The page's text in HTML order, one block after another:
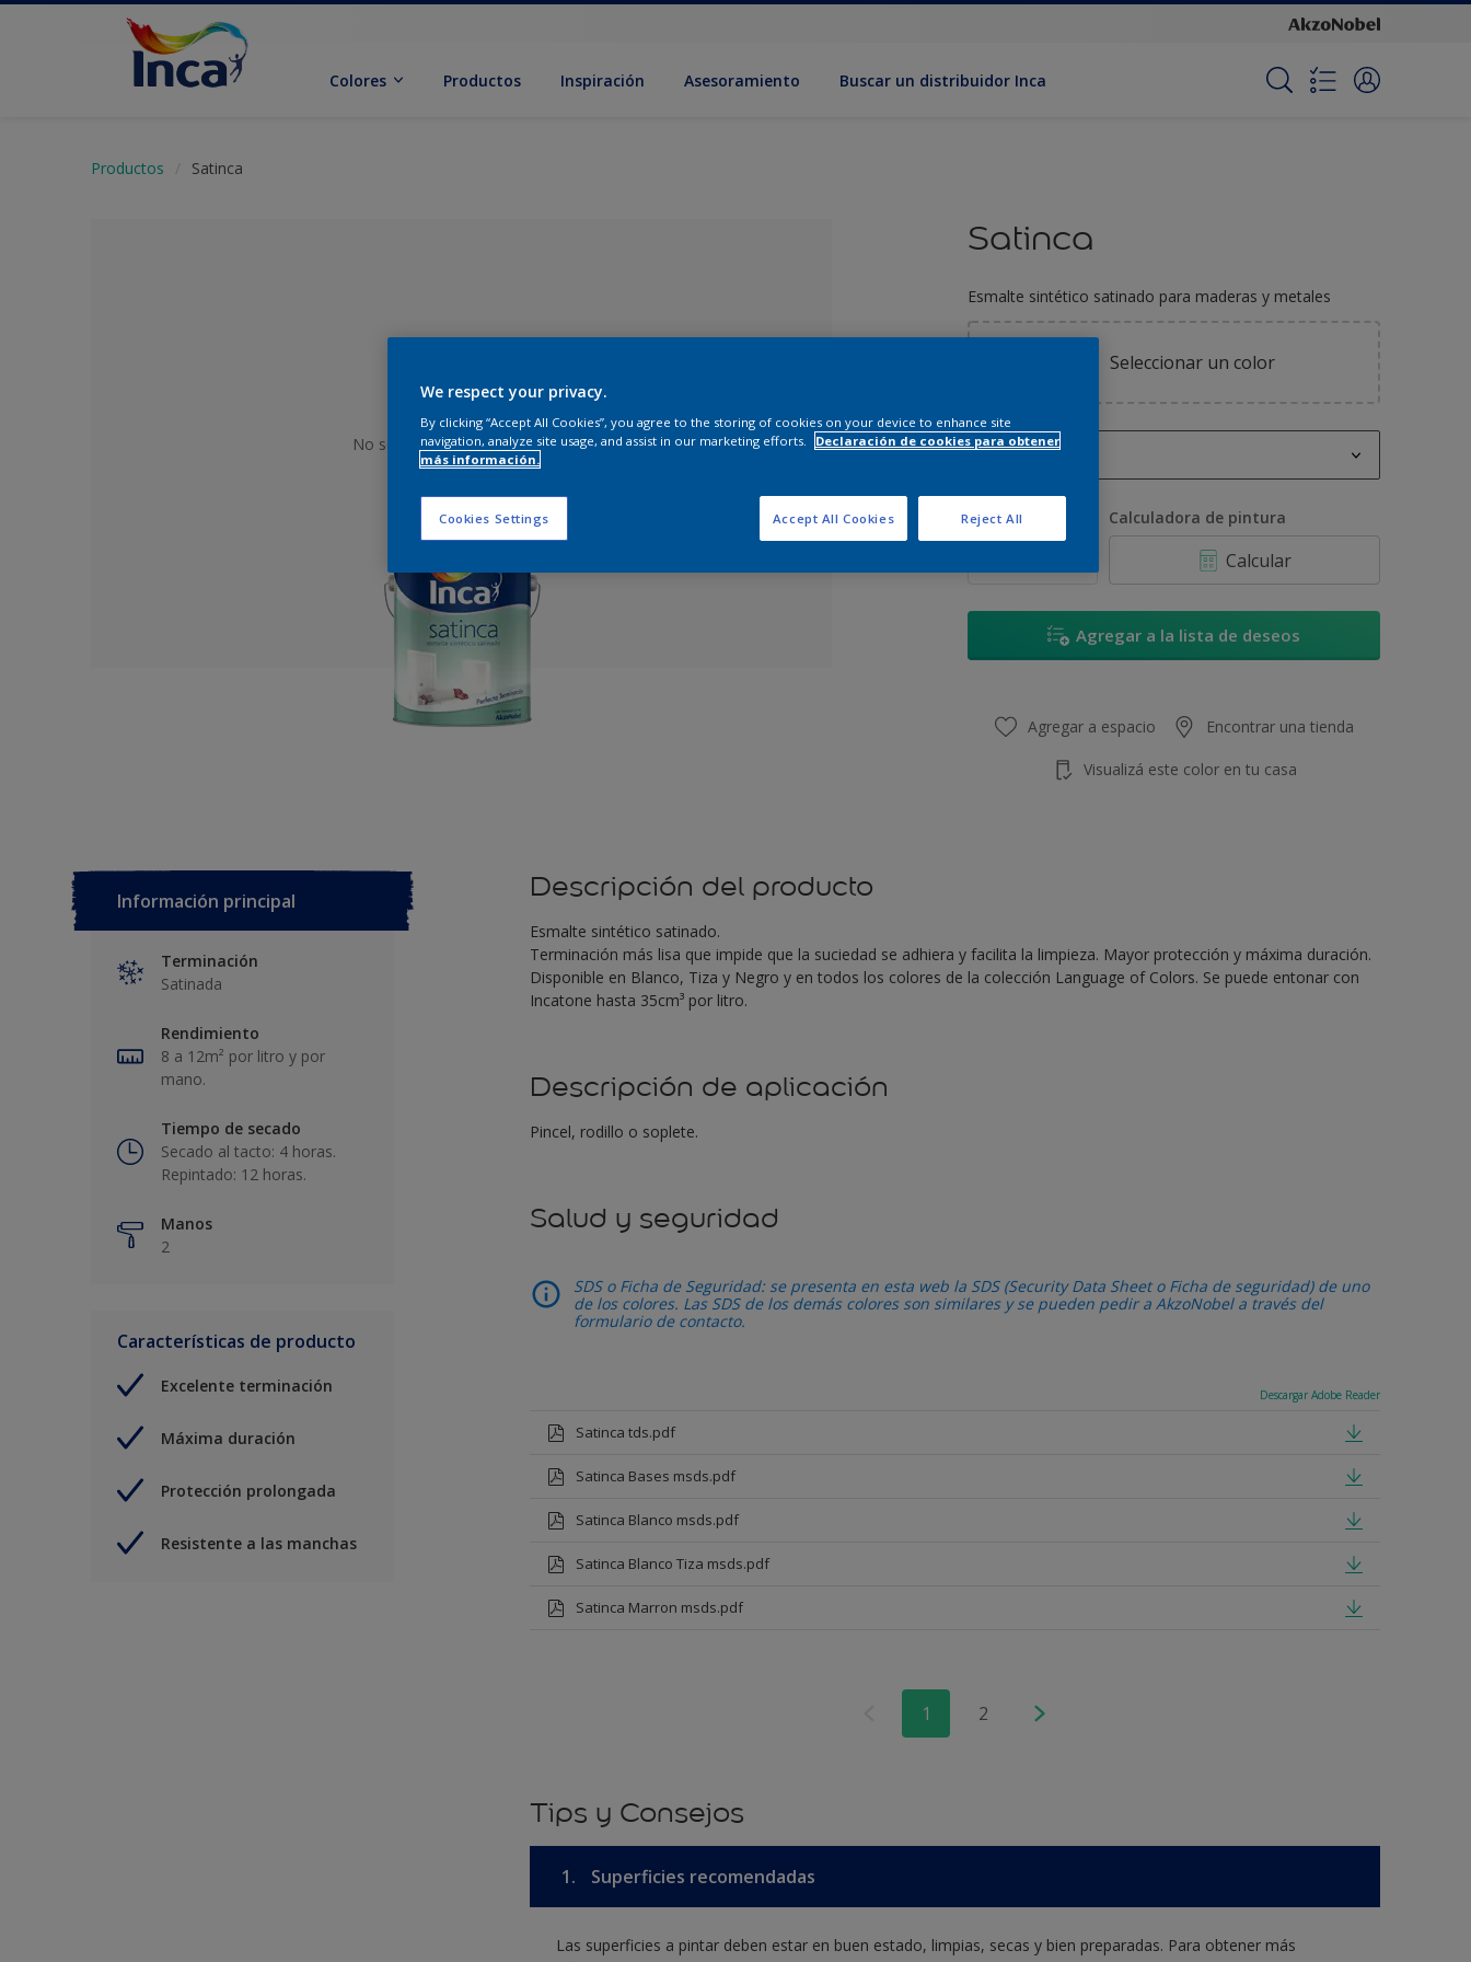
Colores Productos Inspiración Asesoramiento Buscar un distribuidor Inca
Productos Satinca
No se ha seleccionado el color
Satinca
Esmalte sintético satinado para maderas y metales
Seleccionar un color
250 ML
250 ML
900 ML
1 L
3,6 L
4 L
Cantidad Calculadora de pintura
Calcular
Agregar a la lista de deseos
Agregar a espacio Encontrar una tienda
Visualizá este color en tu casa
Información principal
Terminación
Satinada
Rendimiento
8 a 12m² por litro y por
mano.
Tiempo de secado
Secado al tacto: 4 horas.
Repintado: 12 horas.
Manos
2
Características de producto
Excelente terminación
Máxima duración
Protección prolongada
Resistente a las manchas
Descripción del producto
Esmalte sintético satinado.
Terminación más lisa que impide que la suciedad se adhiera y facilita la limpieza. Mayor protección y máxima duración.
Disponible en Blanco, Tiza y Negro y en todos los colores de la colección Language of Colors. Se puede entonar con
Incatone hasta 35cm³ por litro.
Descripción de aplicación
Pincel, rodillo o soplete.
Salud y seguridad
SDS o Ficha de Seguridad: se presenta en esta web la SDS (Security Data Sheet o Ficha de seguridad) de uno
de los colores. Las SDS de los demás colores son similares y se pueden pedir a AkzoNobel a través del
formulario de contacto.
Descargar Adobe Reader
Satinca tds.pdf
Satinca Bases msds.pdf
Satinca Blanco msds.pdf
Satinca Blanco Tiza msds.pdf
Satinca Marron msds.pdf
1 2
Tips y Consejos
1. Superficies recomendadas
Las superficies a pintar deben estar en buen estado, limpias, secas y bien preparadas. Para obtener más
We respect your privacy.
By clicking “Accept All Cookies”, you agree to the storing of cookies on your device to enhance site
navigation, analyze site usage, and assist in our marketing efforts.
Declaración de cookies para obtener
más información.
Cookies Settings Reject All
Accept All Cookies